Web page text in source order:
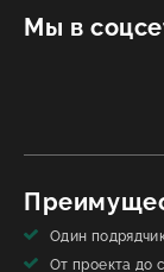
Мы в
Один
От проекта до